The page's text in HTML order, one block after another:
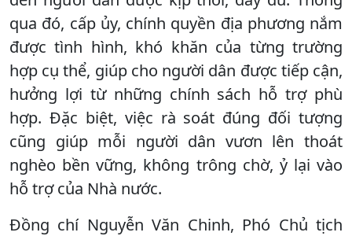
qua đó, cấp ủy, chính quyền địa phương nắm
được tình hình, khó khăn của từng trường
hợp cụ thể, giúp cho người dân được tiếp cận,
hưởng lợi từ những chính sách hỗ trợ phù
hợp. Đặc biệt, việc rà soát đúng đối tượng
cũng giúp mỗi người dân vươn lên thoát
nghèo bền vững, không trông chờ, ỷ lại vào
hỗ trợ của Nhà nước.
Đồng chí Nguyễn Văn Chinh, Phó Chủ tịch